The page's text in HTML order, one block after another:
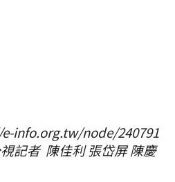
info.org.tw/node/240791
記者 陳佳利 張岱屏 陳慶